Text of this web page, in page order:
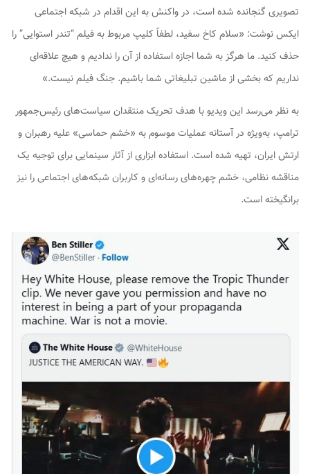
تصویری گنجانده شده است، در واکنش به این اقدام در شبکه اجتماعی
ایکس نوشت: «سلام کاخ سفید، لطفاً کلیپ مربوط به فیلم “تندر استوایی” را
حذف کنید. ما هرگز به شما اجازه استفاده از آن را ندادیم و هیچ علاقه‌ای
نداریم که بخشی از ماشین تبلیغاتی شما باشیم. جنگ فیلم نیست.»
به نظر می‌رسد این ویدیو با هدف تحریک منتقدان سیاست‌های رئیس‌جمهور
ترامپ، به‌ویژه در آستانه عملیات موسوم به «خشم حماسی» علیه رهبران و
ارتش ایران، تهیه شده است. استفاده ابزاری از آثار سینمایی برای توجیه یک
مناقشه نظامی، خشم چهره‌های رسانه‌ای و کاربران شبکه‌های اجتماعی را نیز
برانگیخته است.